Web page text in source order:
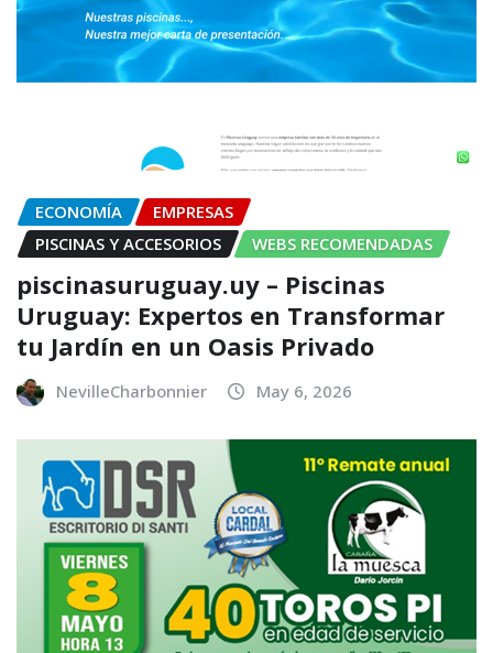
ECONOMÍA
EMPRESAS
PISCINAS Y ACCESORIOS
WEBS RECOMENDADAS
piscinasuruguay.uy – Piscinas
Uruguay: Expertos en Transformar
tu Jardín en un Oasis Privado
NevilleCharbonnier May 6, 2026